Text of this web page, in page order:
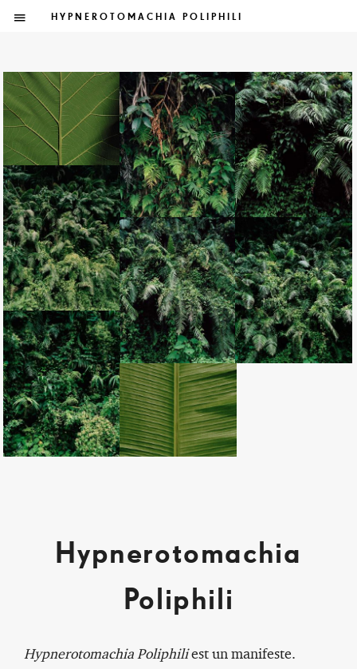
HYPNEROTOMACHIA POLIPHILI
Hypnerotomachia
Poliphili
Hypnerotomachia Poliphiliest un manifeste.